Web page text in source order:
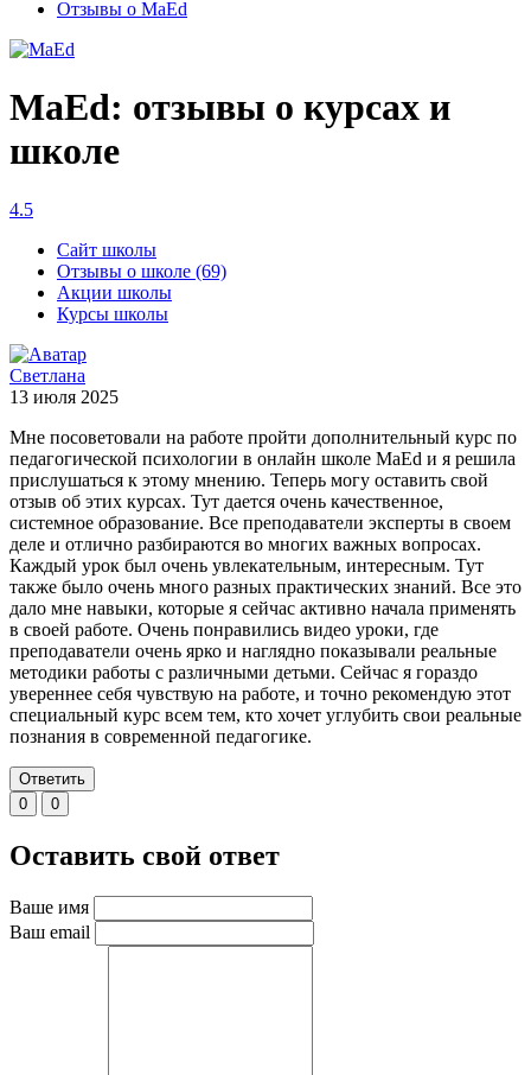
Отзывы о MaEd
MaEd: отзывы о курсах и
школе
4.5
Сайт школы
Отзывы о школе (69)
Акции школы
Курсы школы
Светлана
13 июля 2025
Мне посоветовали на работе пройти дополнительный курс по
педагогической психологии в онлайн школе MaEd и я решила
прислушаться к этому мнению. Теперь могу оставить свой
отзыв об этих курсах. Тут дается очень качественное,
системное образование. Все преподаватели эксперты в своем
деле и отлично разбираются во многих важных вопросах.
Каждый урок был очень увлекательным, интересным. Тут
также было очень много разных практических знаний. Все это
дало мне навыки, которые я сейчас активно начала применять
в своей работе. Очень понравились видео уроки, где
преподаватели очень ярко и наглядно показывали реальные
методики работы с различными детьми. Сейчас я гораздо
увереннее себя чувствую на работе, и точно рекомендую этот
специальный курс всем тем, кто хочет углубить свои реальные
познания в современной педагогике.
Ответить
0
0
Оставить свой ответ
Ваше имя
Ваш email